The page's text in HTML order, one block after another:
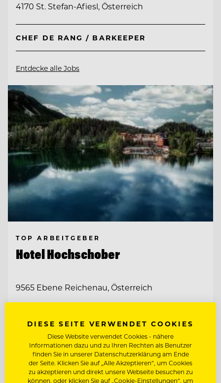
4170 St. Stefan-Afiesl, Österreich
CHEF DE RANG / BARKEEPER
Entdecke alle Jobs
TOP ARBEITGEBER
Hotel Hochschober
9565 Ebene Reichenau, Österreich
RANG/RESTAURANTFACHMANN/FRAU
SOUS CHEF
Entdecke alle Jobs
DIESE SEITE VERWENDET COOKIES
Diese Website verwendet Cookies - nähere
Informationen dazu und zu Ihren Rechten als Benutzer
finden Sie in unserer Datenschutzerklärung am Ende
der Seite. Klicken Sie auf „Alle Akzeptieren“, um Cookies
zu akzeptieren und direkt unsere Webseite besuchen zu
können, oder klicken Sie auf „Cookie-Einstellungen“, um